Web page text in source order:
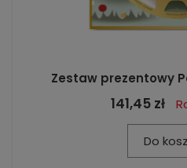
Zestaw prezentowy
141,45 zł
Do